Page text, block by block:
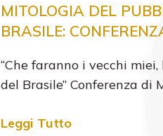
MITOLOGIA DEL
BRASILE:
“Che faranno i vecchi
del Brasile” Conferenza di
Leggi Tutto